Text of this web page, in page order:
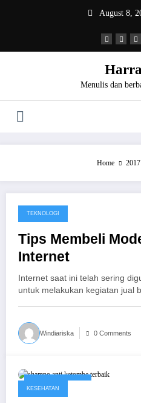
August 8,
Menulis dan
Home 2017
January 25, 2017
TEKNOLOGI
Tips Membeli
Internet
Internet saat ini telah sering
untuk melakukan kegiatan jual
Windiariska 0 Comments
KESEHATAN